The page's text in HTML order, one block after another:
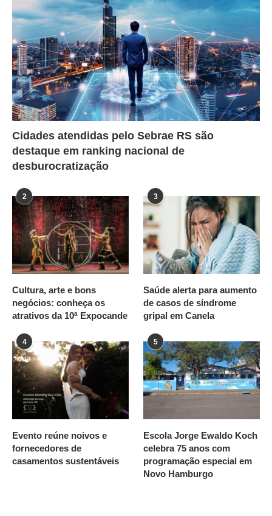
Cidades atendidas pelo Sebrae RS são
destaque em ranking nacional de
desburocratização
2
Cultura, arte e bons
negócios: conheça os
atrativos da 10ª Expocande
3
Saúde alerta para aumento
de casos de síndrome
gripal em Canela
4
Evento reúne noivos e
fornecedores de
casamentos sustentáveis
5
Escola Jorge Ewaldo Koch
celebra 75 anos com
programação especial em
Novo Hamburgo